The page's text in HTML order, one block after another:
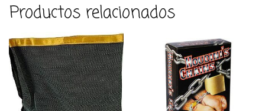
Productos relacionados